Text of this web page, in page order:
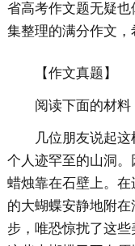
省高考作文题无疑
集整理的满分作文，
【作文真题】
阅读下面的材料
几位朋友说起
个人迹罕至的山洞
蜡烛靠在石壁上。
的大蝴蝶安静地附
步，唯恐惊扰了这